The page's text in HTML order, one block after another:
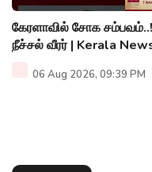
கேரளாவில் சோக
நீச்சல் வீரர் | Kerala
06 Aug 2026, 09:39 PM